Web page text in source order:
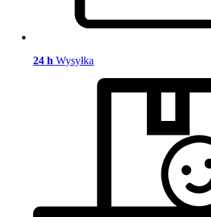
24 h Wysyłka